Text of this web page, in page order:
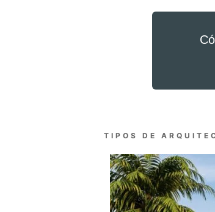
TIPOS DE